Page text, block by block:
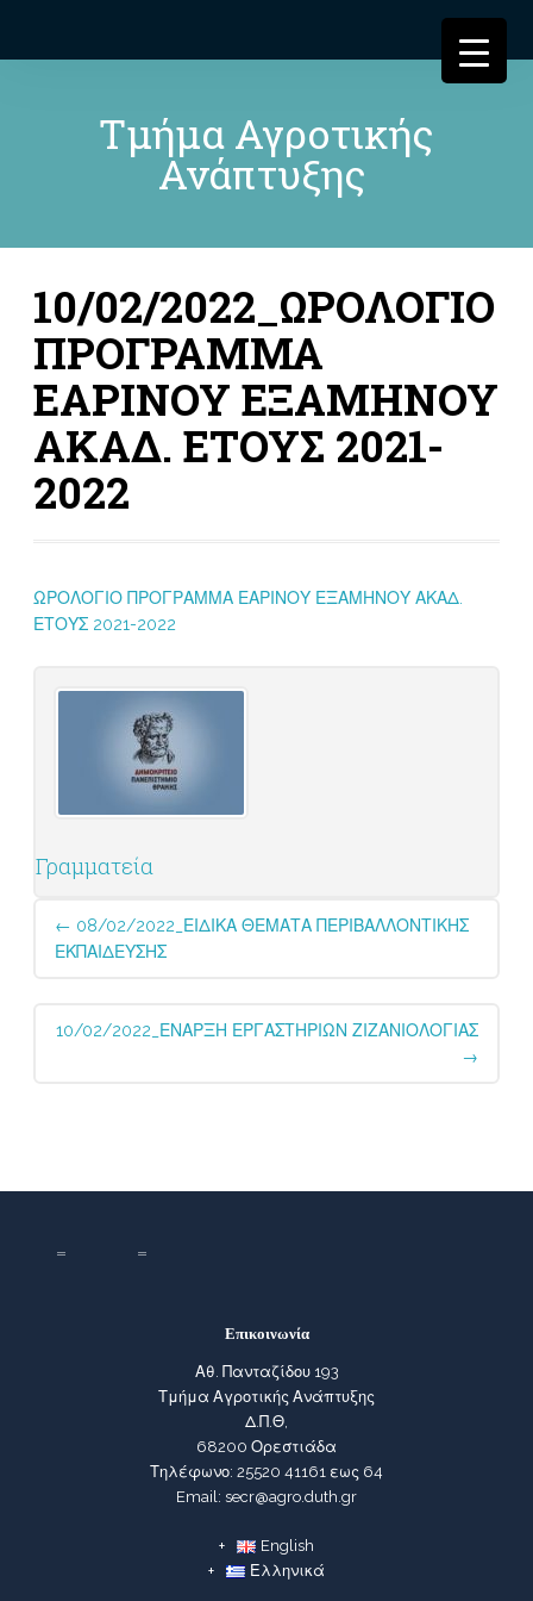
Τμήμα Αγροτικής
Ανάπτυξης
10/02/2022_ΩΡΟΛΟΓΙΟ
ΠΡΟΓΡΑΜΜΑ
ΕΑΡΙΝΟΥ ΕΞΑΜΗΝΟΥ
ΑΚΑΔ. ΕΤΟΥΣ 2021-
2022
ΩΡΟΛΟΓΙΟ ΠΡΟΓΡΑΜΜΑ ΕΑΡΙΝΟΥ ΕΞΑΜΗΝΟΥ ΑΚΑΔ.
ΕΤΟΥΣ 2021-2022
Γραμματεία
Post
navigation
← 08/02/2022_ΕΙΔΙΚΑ ΘΕΜΑΤΑ ΠΕΡΙΒΑΛΛΟΝΤΙΚΗΣ
ΕΚΠΑΙΔΕΥΣΗΣ
10/02/2022_ΕΝΑΡΞΗ ΕΡΓΑΣΤΗΡΙΩΝ ΖΙΖΑΝΙΟΛΟΓΙΑΣ
→
Επικοινωνία
Αθ. Πανταζίδου 193
Τμήμα Αγροτικής Ανάπτυξης
Δ.Π.Θ,
68200 Ορεστιάδα
Τηλέφωνο: 25520 41161 εως 64
Email: secr@agro.duth.gr
English
Ελληνικά